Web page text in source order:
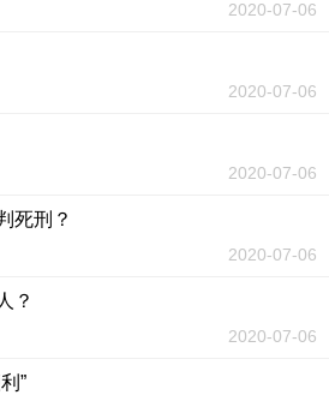
2020-07-06
2020-07-06
2020-07-06
死刑？
2020-07-06
？
2020-07-06
”